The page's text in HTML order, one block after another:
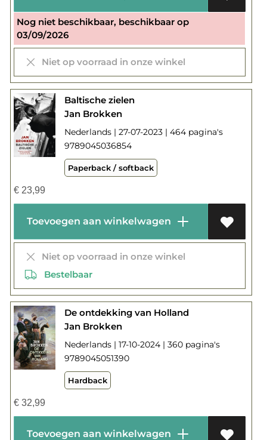
Nog niet beschikbaar, beschikbaar op
03/09/2026
Niet op voorraad in onze winkel
Baltische zielen
Jan Brokken
Nederlands | 27-07-2023 | 464 pagina's
9789045036854
Paperback / softback
€23,99
Toevoegen aan winkelwagen
Niet op voorraad in onze winkel
Bestelbaar
De ontdekking van Holland
Jan Brokken
Nederlands | 17-10-2024 | 360 pagina's
9789045051390
Hardback
€32,99
Toevoegen aan winkelwagen